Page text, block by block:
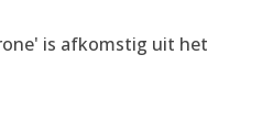
is afkomstig uit het